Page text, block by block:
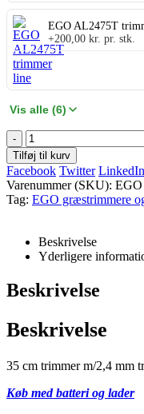
EGO AL2475T
+200,00 kr. pr. stk.
Vis alle (6)
-
Tilføj til kurv
Facebook Twitter LinkedIn
Varenummer (SKU): EGO
Tag: EGO græstrimmere
Beskrivelse
Yderligere
Beskrivelse
Beskrivelse
35 cm trimmer m/2,4 mm
Køb med batteri og lader